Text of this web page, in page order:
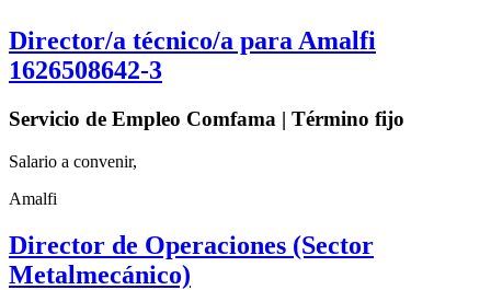
Director/a técnico/a para Amalfi
1626508642-3
Servicio de Empleo Comfama | Término fijo
Salario a convenir,
Amalfi
Director de Operaciones (Sector
Metalmecánico)